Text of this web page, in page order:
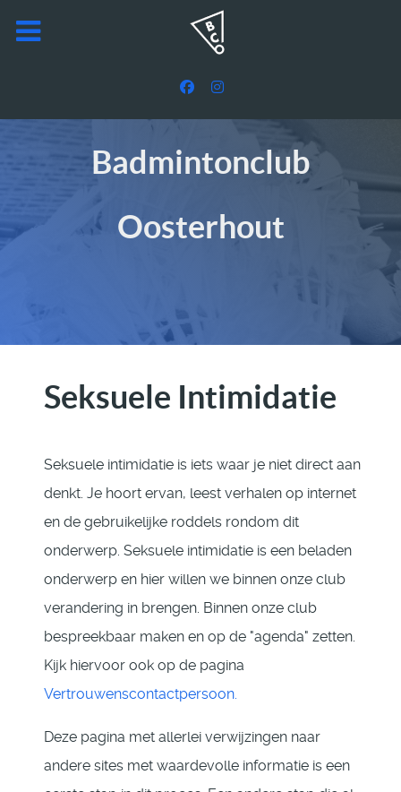
Badmintonclub
Oosterhout
Seksuele Intimidatie
Seksuele intimidatie is iets waar je niet direct aan
denkt. Je hoort ervan, leest verhalen op internet
en de gebruikelijke roddels rondom dit
onderwerp. Seksuele intimidatie is een beladen
onderwerp en hier willen we binnen onze club
verandering in brengen. Binnen onze club
bespreekbaar maken en op de "agenda" zetten.
Kijk hiervoor ook op de pagina
Vertrouwenscontactpersoon.
Deze pagina met allerlei verwijzingen naar
andere sites met waardevolle informatie is een